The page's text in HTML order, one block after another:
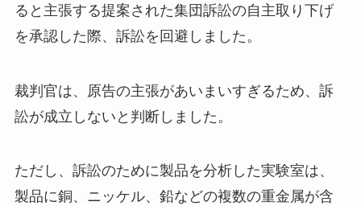
ると主張する提案された集団訴訟の自主取り下げ
を承認した際、訴訟を回避しました。
裁判官は、原告の主張があいまいすぎるため、訴
訟が成立しないと判断しました。
ただし、訴訟のために製品を分析した実験室は、
製品に銅、ニッケル、鉛などの複数の重金属が含